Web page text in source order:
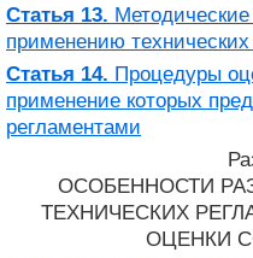
Статья 13.
применению
Статья 14. Процедуры
применение которых
регламентами
ОСОБЕННОСТИ
ТЕХНИЧЕСКИХ
ОЦЕНКИ